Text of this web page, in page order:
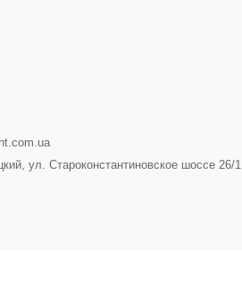
ул. Староконстантиновское шоссе 26/1